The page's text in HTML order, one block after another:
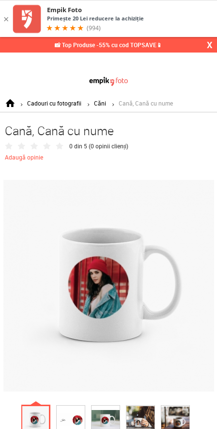
📸 Top Produse -55% cu cod TOPSAVE📱 X
Cadouri cu fotografii Căni Cană, Cană cu nume
Cană, Cană cu nume
0 din 5 (0 opinii clienți)
Adaugă opinie